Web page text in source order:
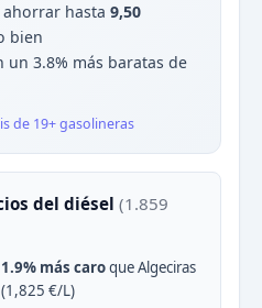
ahorrar hasta 9,50
bien
un 3.8% más baratas de
de 19+ gasolineras
del diésel (1.859
1.9% más caroque Algeciras
(1,825 €/L)